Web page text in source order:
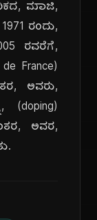
ಮಾಜಿ,
ರಂದು,
ರವರೆಗೆ,
France)
ಅವರು,
(doping)
ಅವರ,